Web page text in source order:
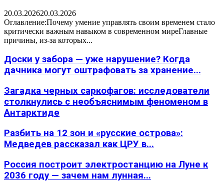
20.03.202620.03.2026
Оглавление:Почему умение управлять своим временем стало
критически важным навыком в современном миреГлавные
причины, из-за которых...
Доски у забора — уже нарушение? Когда
дачника могут оштрафовать за хранение...
Загадка черных саркофагов: исследователи
столкнулись с необъяснимым феноменом в
Антарктиде
Разбить на 12 зон и «русские острова»:
Медведев рассказал как ЦРУ в...
Россия построит электростанцию на Луне к
2036 году — зачем нам лунная...